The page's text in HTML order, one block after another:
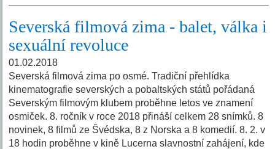
Severská filmová zima - balet, válka i
sexuální revoluce
01.02.2018
Severská filmová zima po osmé. Tradiční přehlídka
kinematografie severských a pobaltských států pořádaná
Severským filmovým klubem proběhne letos ve znamení
osmiček. 8. ročník v roce 2018 přináší celkem 28 snímků. 8
novinek, 8 filmů ze Švédska, 8 z Norska a 8 komedií. 8. 2. v
18 hodin proběhne v kině Lucerna slavnostní zahájení, kde